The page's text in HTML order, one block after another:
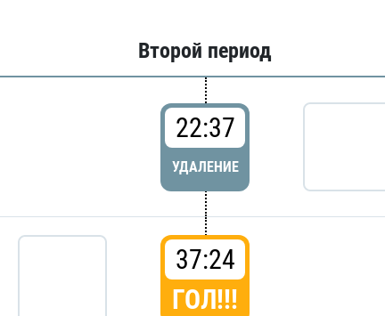
Второй период
22:37
УДАЛЕНИЕ
37:24
ГОЛ!!!